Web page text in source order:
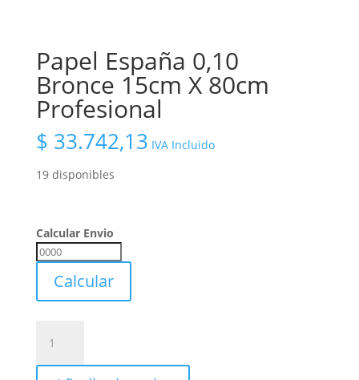
Papel España 0,10
Bronce 15cm X 80cm
Profesional
$ 33.742,13 IVA Incluido
19 disponibles
Calcular Envio
Calcular
Envio
Calcular
España
0,10